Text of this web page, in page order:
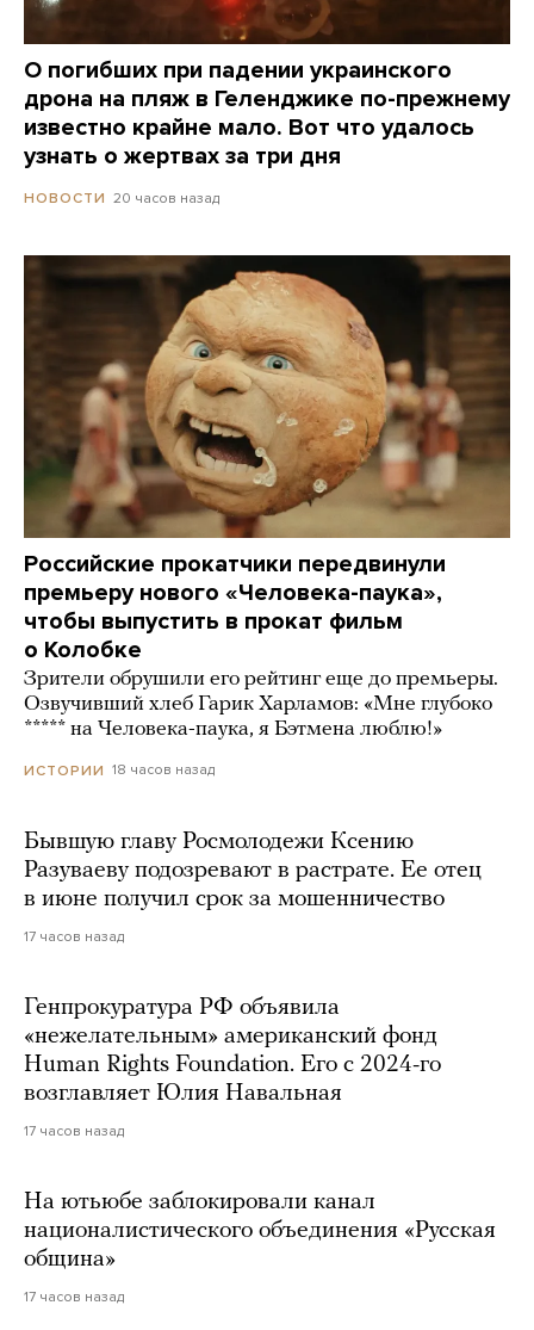
О погибших при падении украинского
дрона на пляж в Геленджике по-прежнему
известно крайне мало. Вот что удалось
узнать о жертвах за три дня
НОВОСТИ 20 часов назад
Российские прокатчики передвинули
премьеру нового «Человека-паука»,
чтобы выпустить в прокат фильм
о Колобке
Зрители обрушили его рейтинг еще до премьеры.
Озвучивший хлеб Гарик Харламов: «Мне глубоко
***** на Человека-паука, я Бэтмена люблю!»
ИСТОРИИ 18 часов назад
Бывшую главу Росмолодежи Ксению
Разуваеву подозревают в растрате. Ее отец
в июне получил срок за мошенничество
17 часов назад
Генпрокуратура РФ объявила
«нежелательным» американский фонд
Human Rights Foundation. Его с 2024-го
возглавляет Юлия Навальная
17 часов назад
На ютьюбе заблокировали канал
националистического объединения «Русская
община»
17 часов назад